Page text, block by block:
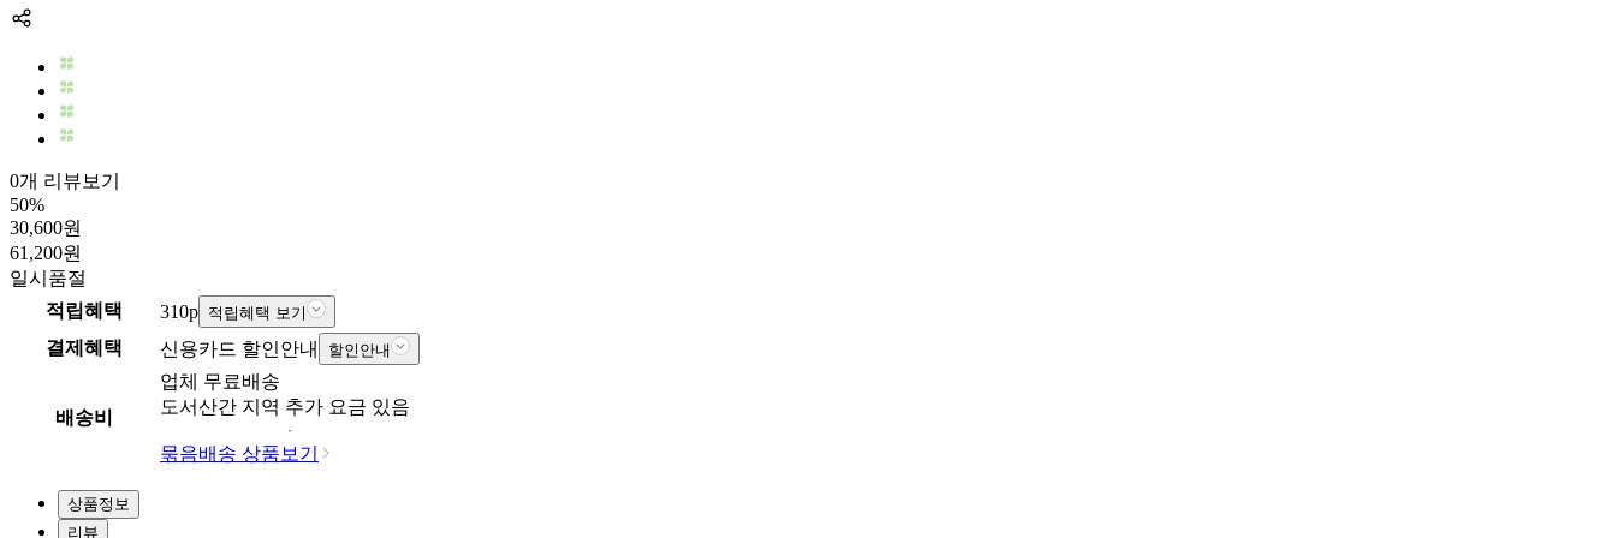
0개 리뷰보기
50%
30,600원
61,200원
일시품절
적립혜택
310p 적립혜택 보기
결제혜택 신용카드 할인안내 할인안내
배송비
업체 무료배송
도서산간 지역 추가 요금 있음
묶음배송 상품보기
상품정보
리뷰